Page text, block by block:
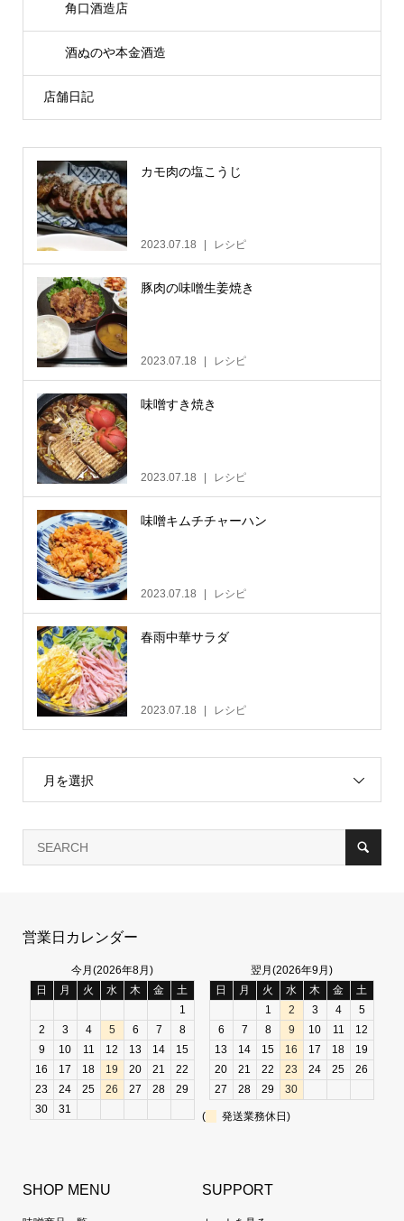
角口酒造店
酒ぬのや本金酒造
店舗日記
カモ肉の塩こうじ
2023.07.18 レシピ
豚肉の味噌生姜焼き
2023.07.18 レシピ
味噌すき焼き
2023.07.18 レシピ
味噌キムチチャーハン
2023.07.18 レシピ
春雨中華サラダ
2023.07.18 レシピ
月を選択
営業日カレンダー
今月(2026年8月)
日
月 火 水 木 金
土
1
2
3 4 5 6 7
8
9
10 11 12 13 14
15
16
17 18 19 20 21
22
23
24 25 26 27 28
29
30
31
翌月(2026年9月)
日
月 火 水 木 金
土
1
2 3 4
5
6
7 8 9 10 11
12
13
14 15 16 17 18
19
20
21 22 23 24 25
26
27
28 29 30
( 発送業務休日)
SHOP MENU SUPPORT